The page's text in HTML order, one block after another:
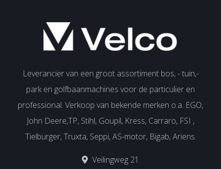
Leverancier van een groot assortiment bos, - tuin,-
park en golfbaanmachines voor de particulier en
professional. Verkoop van bekende merken o.a. EGO,
John Deere,TP, Stihl, Goupil, Kress, Carraro, FSI ,
Tielburger, Truxta, Seppi, AS-motor, Bigab, Ariens.
Veilingweg 21